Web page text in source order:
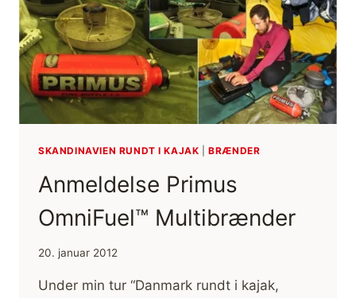
SKANDINAVIEN RUNDT I KAJAK |BRÆNDER
Anmeldelse Primus
OmniFuel™ Multibrænder
20. januar 2012
Under min tur “Danmark rundt i kajak,